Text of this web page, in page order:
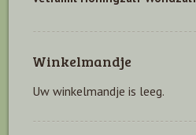
Winkelmandje
Uw winkelmandje is leeg.